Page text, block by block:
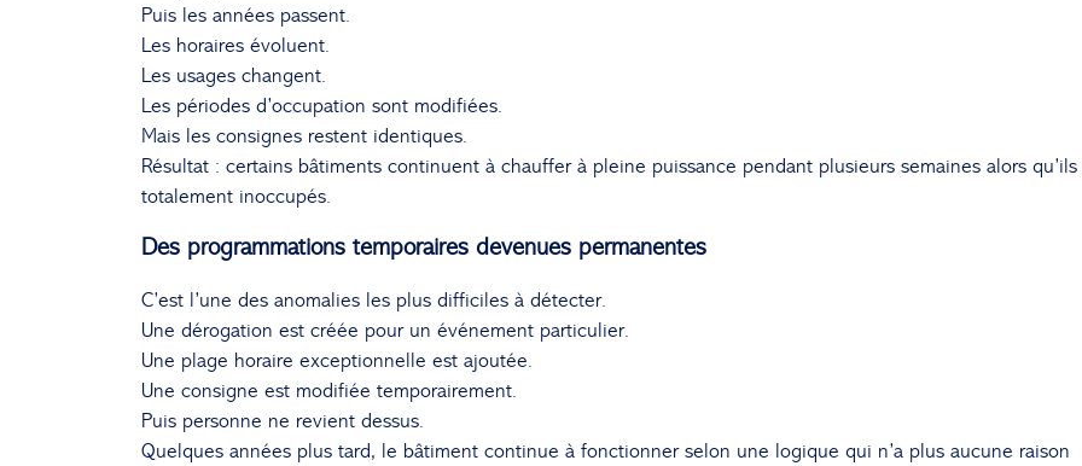
Puis les années passent.
Les horaires évoluent.
Les usages changent.
Les périodes d’occupation sont modifiées.
Mais les consignes restent identiques.
Résultat : certains bâtiments continuent à chauffer à pleine puissance pendant plusieurs semaines alors
totalement inoccupés.
Des programmations temporaires devenues permanentes
C’est l’une des anomalies les plus difficiles à détecter.
Une dérogation est créée pour un événement particulier.
Une plage horaire exceptionnelle est ajoutée.
Une consigne est modifiée temporairement.
Puis personne ne revient dessus.
Quelques années plus tard, le bâtiment continue à fonctionner selon une logique qui n’a plus aucune raison